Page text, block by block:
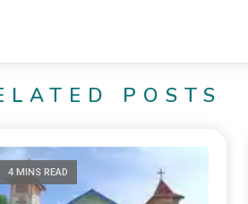
POSTS
4 MINS READ